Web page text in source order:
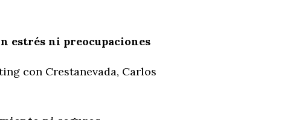
estrés ni preocupaciones
con Crestanevada, Carlos